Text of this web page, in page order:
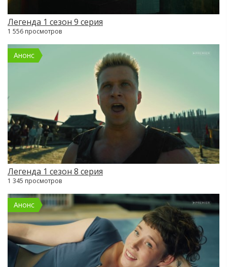
Легенда 1 сезон 9 серия
1 556 просмотров
Анонс
Легенда 1 сезон 8 серия
1 345 просмотров
Анонс